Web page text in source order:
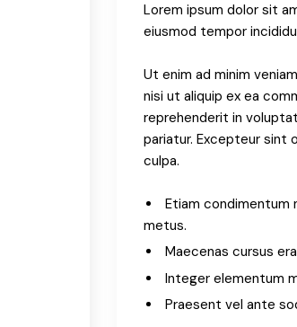
Lorem ipsum dolor sit
eiusmod tempor
Ut enim ad minim
nisi ut aliquip ex ea
reprehenderit in
pariatur. Excepteur sint
culpa.
Etiam condimentum
metus.
Maecenas cursus
Integer elementum
Praesent vel ante